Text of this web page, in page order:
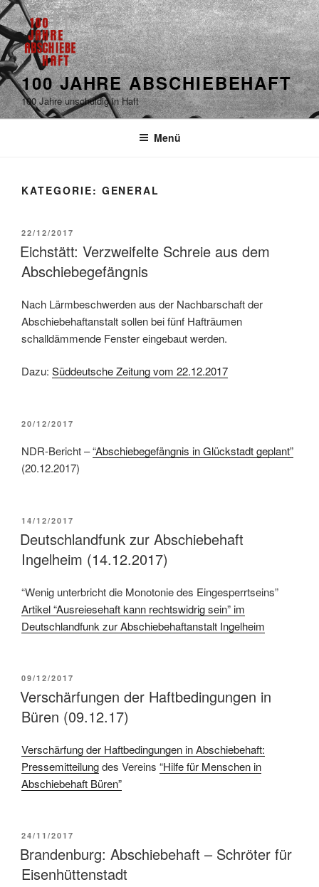
100 JAHRE ABSCHIEBEHAFT
100 Jahre unschuldig in Haft
Menü
KATEGORIE: GENERAL
22/12/2017
Eichstätt: Verzweifelte Schreie aus dem
Abschiebegefängnis
Nach Lärmbeschwerden aus der Nachbarschaft der
Abschiebehaftanstalt sollen bei fünf Hafträumen
schalldämmende Fenster eingebaut werden.
Dazu: Süddeutsche Zeitung vom 22.12.2017
20/12/2017
NDR-Bericht –“Abschiebegefängnis in Glückstadt geplant”
(20.12.2017)
14/12/2017
Deutschlandfunk zur Abschiebehaft
Ingelheim (14.12.2017)
“Wenig unterbricht die Monotonie des Eingesperrtseins”
Artikel “Ausreiesehaft kann rechtswidrig sein” im
Deutschlandfunk zur Abschiebehaftanstalt Ingelheim
09/12/2017
Verschärfungen der Haftbedingungen in
Büren (09.12.17)
Verschärfung der Haftbedingungen in Abschiebehaft:
Pressemitteilungdes Vereins “Hilfe für Menschen in
Abschiebehaft Büren”
24/11/2017
Brandenburg: Abschiebehaft – Schröter für
Eisenhüttenstadt